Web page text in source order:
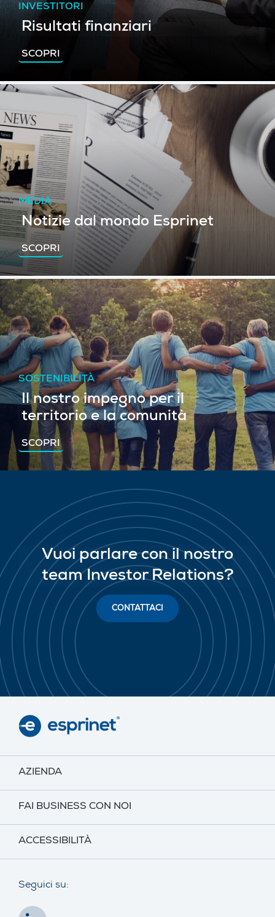
INVESTITORI
Risultati finanziari
SCOPRI
MEDIA
Notizie dal mondo Esprinet
SCOPRI
SOSTENIBILITÀ
Il nostro impegno per il
territorio e la comunità
SCOPRI
Vuoi parlare con il nostro
team Investor Relations?
CONTATTACI
AZIENDA
FAI BUSINESS CON NOI
ACCESSIBILITÀ
Seguici su: